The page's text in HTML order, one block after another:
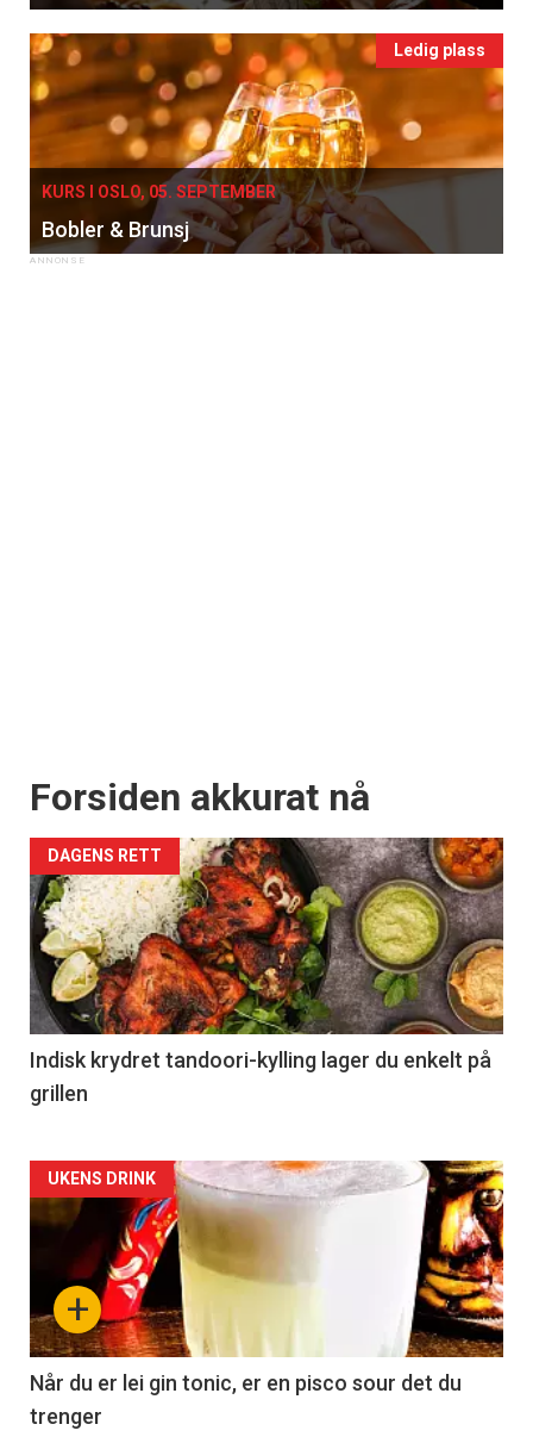
Ledig plass
KURS I OSLO, 05. SEPTEMBER
Bobler & Brunsj
Forsiden akkurat nå
DAGENS RETT
Indisk krydret tandoori-kylling lager du enkelt på
grillen
Forsiden
akkurat
nå
-
2
+
UKENS DRINK
Når du er lei gin tonic, er en pisco sour det du
trenger